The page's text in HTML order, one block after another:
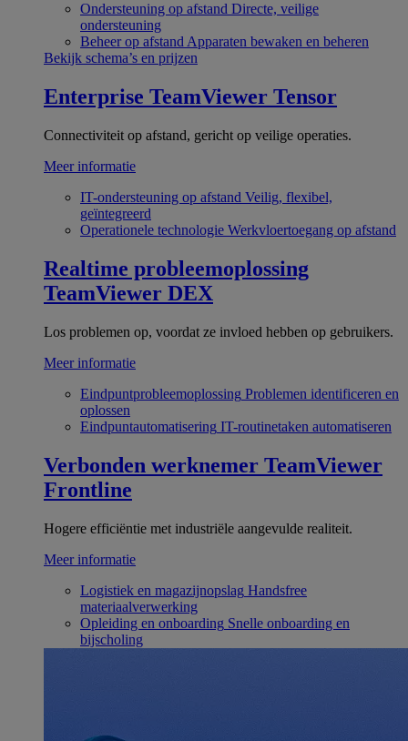
Ondersteuning op afstand Directe, veilige
ondersteuning
Beheer op afstand Apparaten bewaken en beheren
Bekijk schema’s en prijzen
Enterprise TeamViewer Tensor
Connectiviteit op afstand, gericht op veilige operaties.
Meer informatie
IT-ondersteuning op afstand Veilig, flexibel,
geïntegreerd
Operationele technologie Werkvloertoegang op afstand
Realtime probleemoplossing
TeamViewer DEX
Los problemen op, voordat ze invloed hebben op gebruikers.
Meer informatie
Eindpuntprobleemoplossing Problemen identificeren en
oplossen
Eindpuntautomatisering IT-routinetaken automatiseren
Verbonden werknemer TeamViewer
Frontline
Hogere efficiëntie met industriële aangevulde realiteit.
Meer informatie
Logistiek en magazijnopslag Handsfree
materiaalverwerking
Opleiding en onboarding Snelle onboarding en
bijscholing